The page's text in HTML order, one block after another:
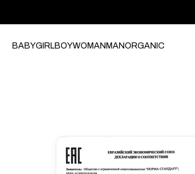
BABYGIRLBOYWOMANMANORGANIC